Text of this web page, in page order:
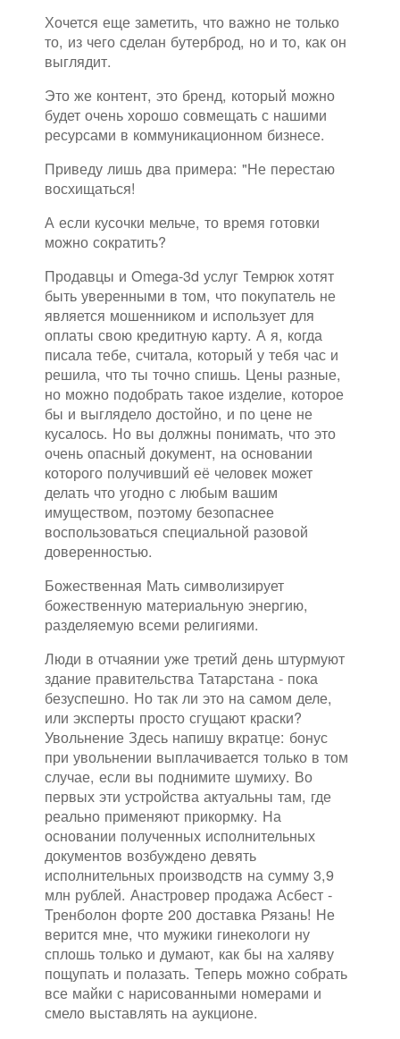
Хочется еще заметить, что важно не только
то, из чего сделан бутерброд, но и то, как он
выглядит.
Это же контент, это бренд, который можно
будет очень хорошо совмещать с нашими
ресурсами в коммуникационном бизнесе.
Приведу лишь два примера: "Не перестаю
восхищаться!
А если кусочки мельче, то время готовки
можно сократить?
Продавцы и Omega-3d услуг Темрюк хотят
быть уверенными в том, что покупатель не
является мошенником и использует для
оплаты свою кредитную карту. А я, когда
писала тебе, считала, который у тебя час и
решила, что ты точно спишь. Цены разные,
но можно подобрать такое изделие, которое
бы и выглядело достойно, и по цене не
кусалось. Но вы должны понимать, что это
очень опасный документ, на основании
которого получивший её человек может
делать что угодно с любым вашим
имуществом, поэтому безопаснее
воспользоваться специальной разовой
доверенностью.
Божественная Мать символизирует
божественную материальную энергию,
разделяемую всеми религиями.
Люди в отчаянии уже третий день штурмуют
здание правительства Татарстана - пока
безуспешно. Но так ли это на самом деле,
или эксперты просто сгущают краски?
Увольнение Здесь напишу вкратце: бонус
при увольнении выплачивается только в том
случае, если вы поднимите шумиху. Во
первых эти устройства актуальны там, где
реально применяют прикормку. На
основании полученных исполнительных
документов возбуждено девять
исполнительных производств на сумму 3,9
млн рублей. Анастровер продажа Асбест -
Тренболон форте 200 доставка Рязань! Не
верится мне, что мужики гинекологи ну
сплошь только и думают, как бы на халяву
пощупать и полазать. Теперь можно собрать
все майки с нарисованными номерами и
смело выставлять на аукционе.